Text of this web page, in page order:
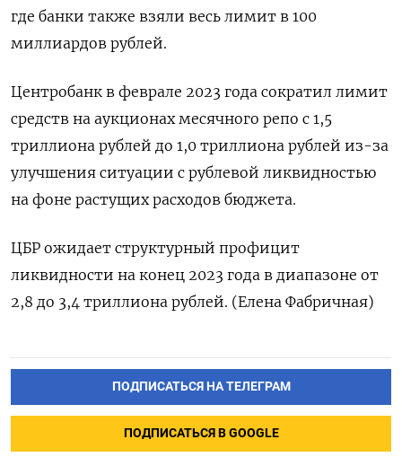
где банки также взяли весь лимит в 100
миллиардов рублей.
Центробанк в феврале 2023 года сократил лимит
средств на аукционах месячного репо с 1,5
триллиона рублей до 1,0 триллиона рублей из-за
улучшения ситуации с рублевой ликвидностью
на фоне растущих расходов бюджета.
ЦБР ожидает структурный профицит
ликвидности на конец 2023 года в диапазоне от
2,8 до 3,4 триллиона рублей. (Елена Фабричная)
ПОДПИСАТЬСЯ НА ТЕЛЕГРАМ
ПОДПИСАТЬСЯ В GOOGLE